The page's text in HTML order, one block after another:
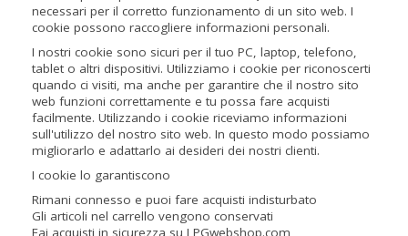
necessari per il corretto funzionamento di un sito web. I
cookie possono raccogliere informazioni personali.
I nostri cookie sono sicuri per il tuo PC, laptop, telefono,
tablet o altri dispositivi. Utilizziamo i cookie per riconoscerti
quando ci visiti, ma anche per garantire che il nostro sito
web funzioni correttamente e tu possa fare acquisti
facilmente. Utilizzando i cookie riceviamo informazioni
sull'utilizzo del nostro sito web. In questo modo possiamo
migliorarlo e adattarlo ai desideri dei nostri clienti.
I cookie lo garantiscono
Rimani connesso e puoi fare acquisti indisturbato
Gli articoli nel carrello vengono conservati
Fai acquisti in sicurezza su LPGwebshop.com